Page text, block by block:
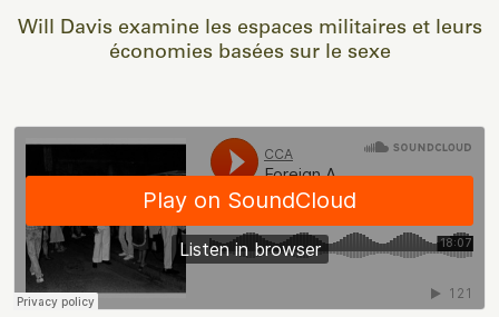
Will Davis examine les espaces militaires et leurs
économies basées sur le sexe